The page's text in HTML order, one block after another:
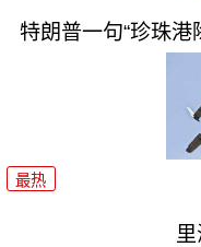
特朗普一句“珍珠港
最热